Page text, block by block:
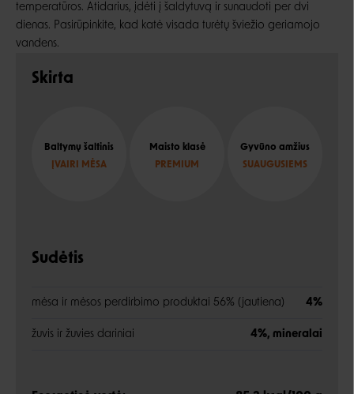
temperatūros. Atidarius, įdėti į šaldytuvą ir sunaudoti per dvi
dienas. Pasirūpinkite, kad katė visada turėtų šviežio geriamojo
vandens.
Skirta
Baltymų šaltinis
ĮVAIRI MĖSA
Maisto klasė
PREMIUM
Gyvūno amžius
SUAUGUSIEMS
Sudėtis
mėsa ir mėsos perdirbimo produktai 56% (jautiena) 4%
žuvis ir žuvies dariniai 4%, mineralai